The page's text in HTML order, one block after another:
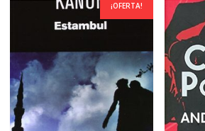
¡OFERTA!